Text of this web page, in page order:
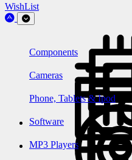
WishList
Components
Cameras
Phone, Tablets & Ipod
Software
MP3 Players